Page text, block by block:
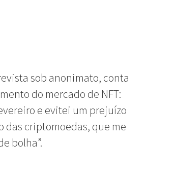
sob anonimato, conta
do mercado de NFT:
e evitei um prejuízo
das criptomoedas, que me
bolha”.